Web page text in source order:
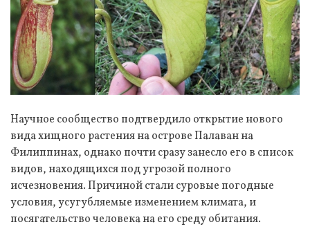
Научное сообщество подтвердило открытие нового
вида хищного растения на острове Палаван на
Филиппинах, однако почти сразу занесло его в список
видов, находящихся под угрозой полного
исчезновения. Причиной стали суровые погодные
условия, усугубляемые изменением климата, и
посягательство человека на его среду обитания.